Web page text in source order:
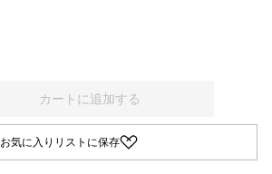
カートに追加する
お気に入りリストに保存